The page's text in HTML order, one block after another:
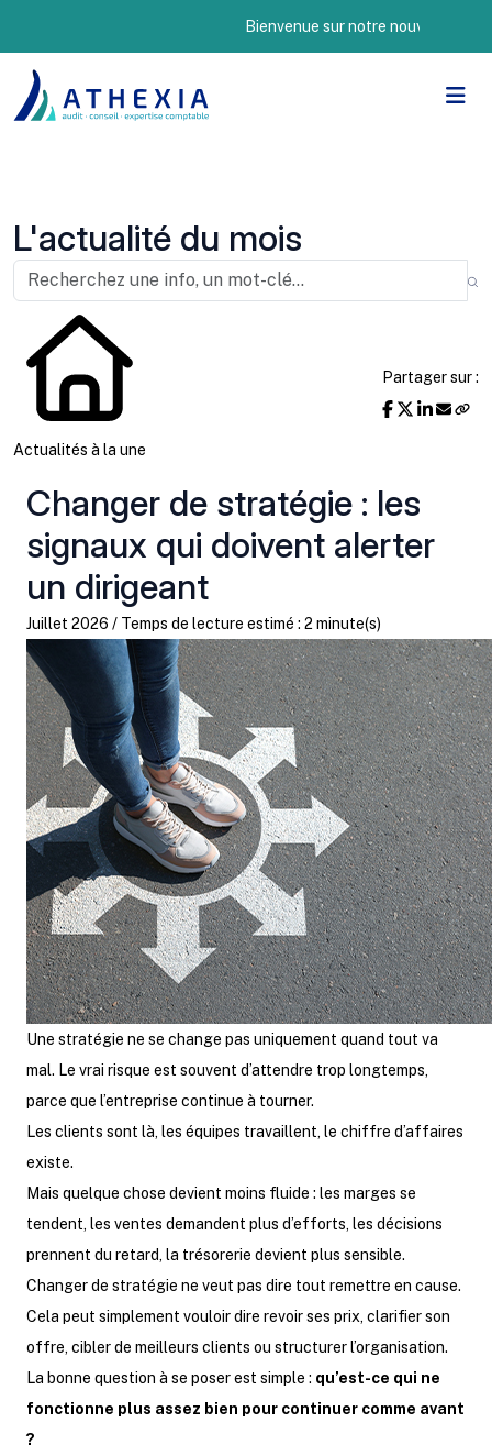
Bienvenue sur notre nouveau site
L'actualité du mois
Actualités à la une
Partager sur :
Changer de stratégie : les
signaux qui doivent alerter
un dirigeant
Juillet 2026 / Temps de lecture estimé : 2 minute(s)
Une stratégie ne se change pas uniquement quand tout va
mal. Le vrai risque est souvent d’attendre trop longtemps,
parce que l’entreprise continue à tourner.
Les clients sont là, les équipes travaillent, le chiffre d’affaires
existe.
Mais quelque chose devient moins fluide : les marges se
tendent, les ventes demandent plus d’efforts, les décisions
prennent du retard, la trésorerie devient plus sensible.
Changer de stratégie ne veut pas dire tout remettre en cause.
Cela peut simplement vouloir dire revoir ses prix, clarifier son
offre, cibler de meilleurs clients ou structurer l’organisation.
La bonne question à se poser est simple : qu’est-ce qui ne
fonctionne plus assez bien pour continuer comme avant
?